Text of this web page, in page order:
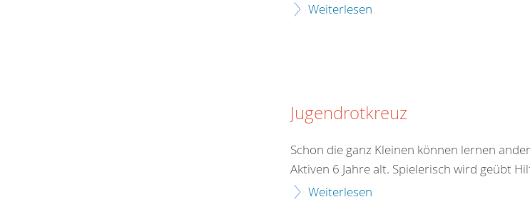
Weiterlesen
Jugendrotkreuz
Schon die ganz Kleinen können lernen
Aktiven 6 Jahre alt. Spielerisch wird geübt
Weiterlesen